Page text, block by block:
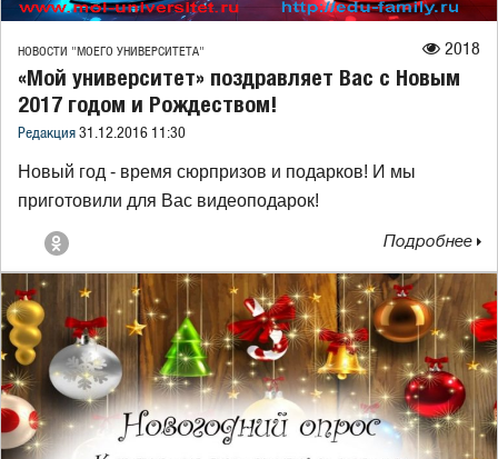
НОВОСТИ "МОЕГО УНИВЕРСИТЕТА" 2018
«Мой университет» поздравляет Вас с Новым
2017 годом и Рождеством!
Редакция 31.12.2016 11:30
Новый год - время сюрпризов и подарков! И мы
приготовили для Вас видеоподарок!
Подробнее